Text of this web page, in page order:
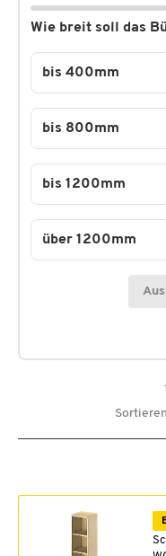
Wie breit soll das
bis 400mm
bis 800mm
bis 1200mm
über 1200mm